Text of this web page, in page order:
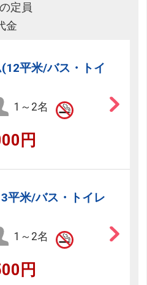
定員
金
平米/バス・トイ
1～2名
円
平米/バス・トイレ
1～2名
円